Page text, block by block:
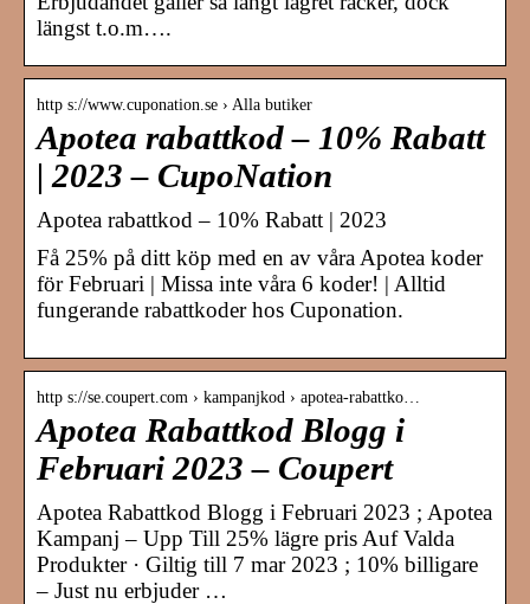
längst t.o.m….
http s://www.cuponation.se › Alla butiker
Apotea rabattkod – 10% Rabatt
| 2023 – CupoNation
Apotea rabattkod – 10% Rabatt | 2023
Få 25% på ditt köp med en av våra Apotea koder
för Februari | Missa inte våra 6 koder! | Alltid
fungerande rabattkoder hos Cuponation.
http s://se.coupert.com › kampanjkod › apotea-rabattko…
Apotea Rabattkod Blogg i
Februari 2023 – Coupert
Apotea Rabattkod Blogg i Februari 2023 ; Apotea
Kampanj – Upp Till 25% lägre pris Auf Valda
Produkter · Giltig till 7 mar 2023 ; 10% billigare
– Just nu erbjuder …